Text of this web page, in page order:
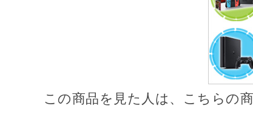
この商品を見た人は、こちらの